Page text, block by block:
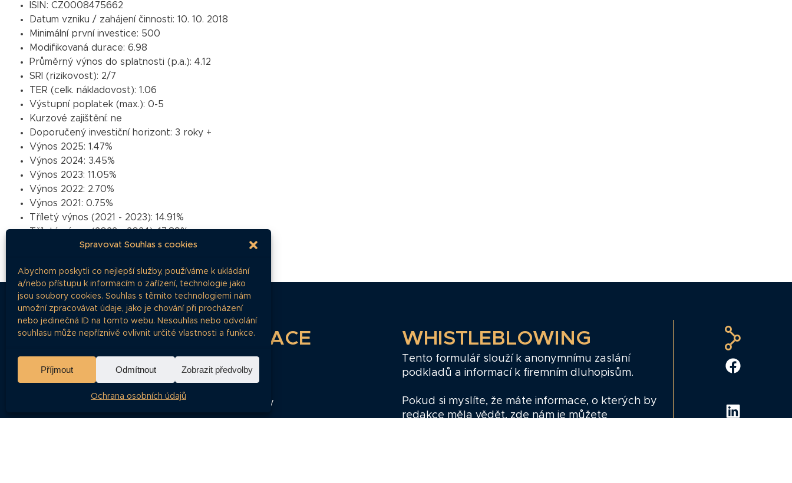
Spravovat Souhlas s cookies
Abychom poskytli co nejlepší služby, používáme k ukládání
a/nebo přístupu k informacím o zařízení, technologie jako
jsou soubory cookies. Souhlas s těmito technologiemi nám
umožní zpracovávat údaje, jako je chování při procházení
nebo jedinečná ID na tomto webu. Nesouhlas nebo odvolání
souhlasu může nepříznivě ovlivnit určité vlastnosti a funkce.
Příjmout Odmítnout Zobrazit předvolby
Ochrana osobních údajů
ISIN: CZ0008475662
Datum vzniku / zahájení činnosti: 10. 10. 2018
Minimální první investice: 500
Modifikovaná durace: 6.98
Průměrný výnos do splatnosti (p.a.): 4.12
SRI (rizikovost): 2/7
TER (celk. nákladovost): 1.06
Výstupní poplatek (max.): 0-5
Kurzové zajištění: ne
Doporučený investiční horizont: 3 roky +
Výnos 2025: 1.47%
Výnos 2024: 3.45%
Výnos 2023: 11.05%
Výnos 2022: 2.70%
Výnos 2021: 0.75%
Tříletý výnos (2021 - 2023): 14.91%
Tříletý výnos (2022 - 2024): 17.89%
Vše o dluhopisech na jednom místě
NAVIGACE
Články
Dluhopisář
Časté dotazy
WHISTLEBLOWING
Tento formulář slouží k anonymnímu zaslání
podkladů a informací k firemním dluhopisům.
Pokud si myslíte, že máte informace, o kterých by
redakce měla vědět, zde nám je můžete